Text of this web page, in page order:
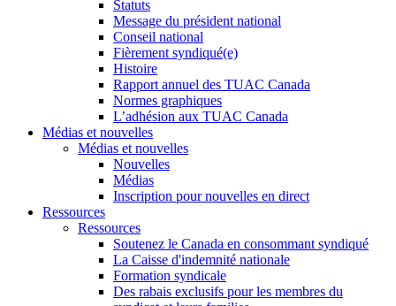
Statuts
Message du président national
Conseil national
Fièrement syndiqué(e)
Histoire
Rapport annuel des TUAC Canada
Normes graphiques
L’adhésion aux TUAC Canada
Médias et nouvelles
Médias et nouvelles
Nouvelles
Médias
Inscription pour nouvelles en direct
Ressources
Ressources
Soutenez le Canada en consommant syndiqué
La Caisse d'indemnité nationale
Formation syndicale
Des rabais exclusifs pour les membres du